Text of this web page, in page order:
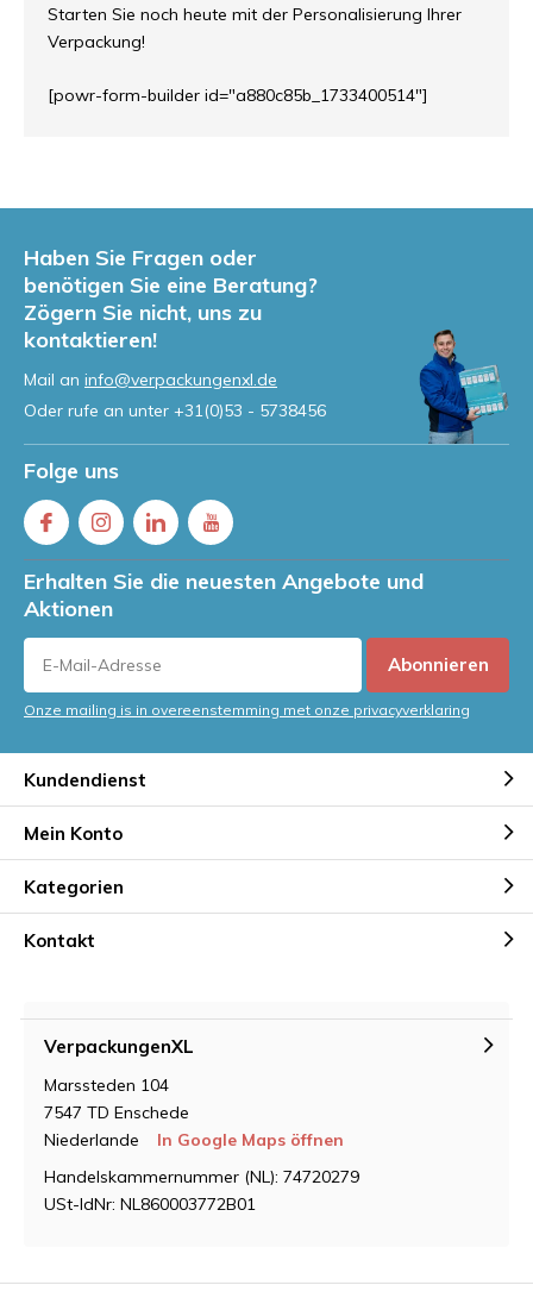
Starten Sie noch heute mit der Personalisierung Ihrer
Verpackung!
[powr-form-builder id="a880c85b_1733400514"]
Haben Sie Fragen oder
benötigen Sie eine Beratung?
Zögern Sie nicht, uns zu
kontaktieren!
Mail an info@verpackungenxl.de
Oder rufe an unter +31(0)53 - 5738456
Folge uns
Erhalten Sie die neuesten Angebote und
Aktionen
Abonnieren
Onze mailing is in overeenstemming met onze privacyverklaring
Kundendienst
Mein Konto
Kategorien
Kontakt
VerpackungenXL
Marssteden 104
7547 TD Enschede
Niederlande
In Google Maps öffnen
Handelskammernummer (NL): 74720279
USt-IdNr: NL860003772B01